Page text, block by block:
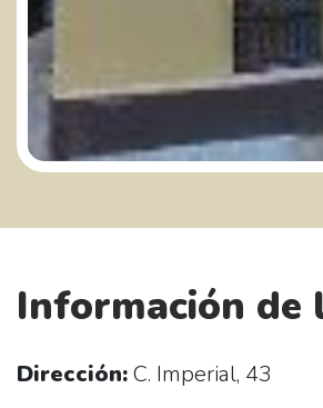
Información de
Dirección:C. Imperial, 43